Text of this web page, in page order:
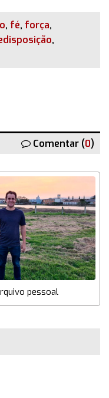
, fé, força,
,
Comentar (0)
pessoal